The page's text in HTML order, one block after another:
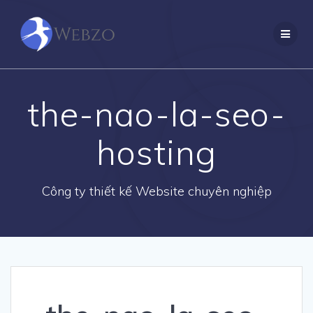
the-nao-la-seo-
hosting
Công ty thiết kế Website chuyên nghiệp